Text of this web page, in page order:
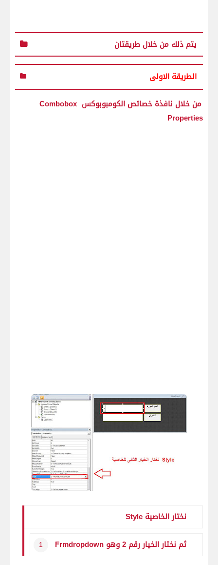
يتم ذلك من خلال طريقتان
الطريقة الاولى
من خلال نافذة خصائص الكومبوبوكس Combobox
Properties
نختار الخاصية Style
ثم نختار الخيار رقم 2 وهو Frmdropdown